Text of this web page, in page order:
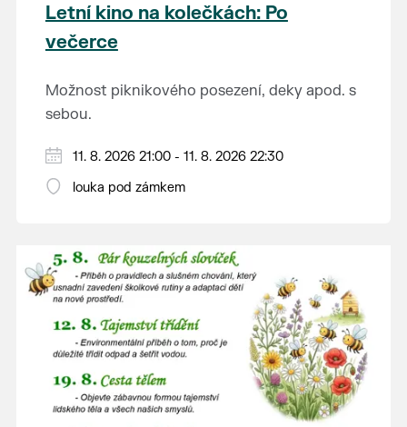
Letní kino na kolečkách: Po
večerce
Možnost piknikového posezení, deky apod. s
sebou.
V případě nepřízně počasí se promítání ruší.
Kino otevřeno hodinu před promítáním,
11. 8. 2026 21:00 - 11. 8. 2026 22:30
louka pod zámkem